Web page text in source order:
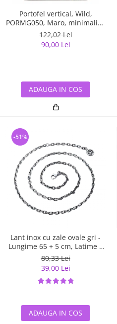
Portofel vertical, Wild,
PORMG050, Maro, minimalist,
din piele naturala
122,02 Lei
90,00 Lei
ADAUGA IN COS
Lant inox cu zale ovale gri -
Lungime 65 + 5 cm, Latime 4
mm
80,33 Lei
39,00 Lei
-51%
ADAUGA IN COS